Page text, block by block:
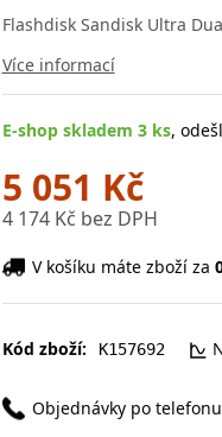
Flashdisk Sandisk Ultra
Více informací
E-shop skladem 3 ks,
5 051 Kč
4 174 Kč bez DPH
V košíku máte zboží za
Kód zboží: K157692
Objednávky po